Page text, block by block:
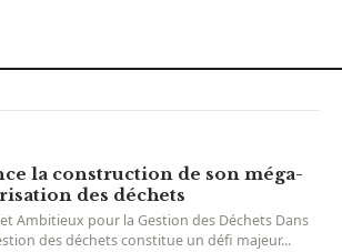
la construction de son méga-
des déchets
Ambitieux pour la Gestion des Déchets Dans
des déchets constitue un défi majeur...